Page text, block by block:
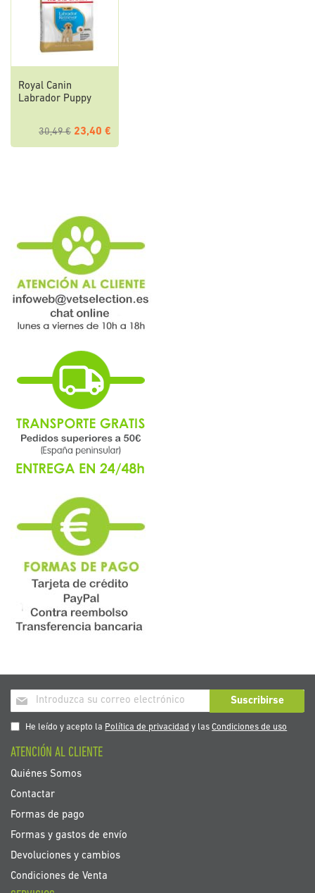
Royal Canin
Labrador Puppy
30,49 € 23,40 €
Inscríbase
a
nuestro
de
noticias:
Suscribirse
He leído y acepto la Política de privacidad y lasCondiciones de uso
ATENCIÓN AL CLIENTE
Quiénes Somos
Contactar
Formas de pago
Formas y gastos de envío
Devoluciones y cambios
Condiciones de Venta